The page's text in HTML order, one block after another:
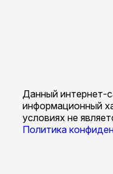
Данный интернет-
информационный
условиях не
Политика